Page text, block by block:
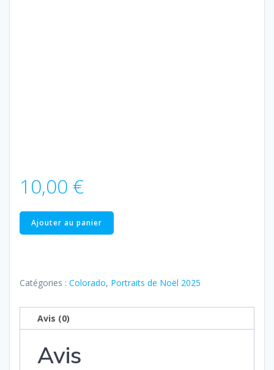
10,00 €
quantité
de
20
Ajouter au panier
Catégories : Colorado, Portraits de Noël 2025
Avis (0)
Avis